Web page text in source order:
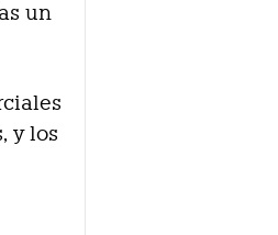
un
y los